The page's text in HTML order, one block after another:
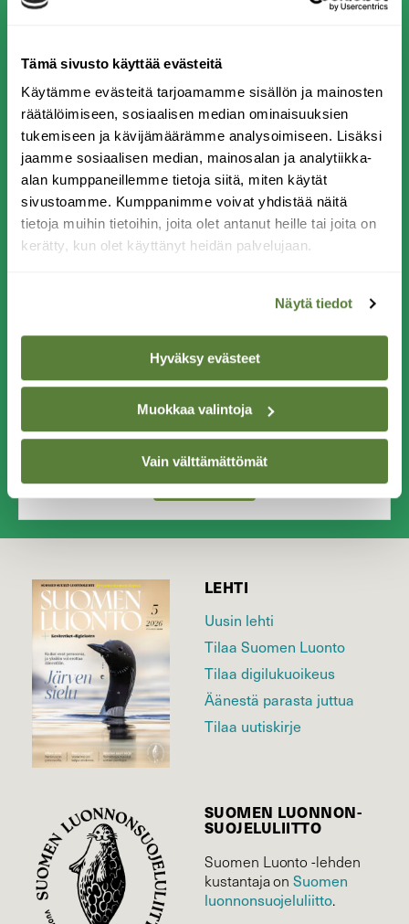
Tämä sivusto käyttää evästeitä
Käytämme evästeitä tarjoamamme sisällön ja mainosten
räätälöimiseen, sosiaalisen median ominaisuuksien
tukemiseen ja kävijämäärämme analysoimiseen. Lisäksi
jaamme sosiaalisen median, mainosalan ja analytiikka-
alan kumppaneillemme tietoja siitä, miten käytät
sivustoamme. Kumppanimme voivat yhdistää näitä
tietoja muihin tietoihin, joita olet antanut heille tai joita on
kerätty, kun olet käyttänyt heidän palvelujaan.
Näytä tiedot
Hyväksy evästeet
Muokkaa valintoja
Vain välttämättömät
3. Saksanpähkinä
Juglans regia
yhtenäiset pähkinämetsät löytyvät Kirgisian
vuoristoseuduilta. Läntiseen Eurooppaan
saksanpähkinä levisi jo ennen roomalaisten
saapumista. Saksanpähkinän jalostaminen on
alkanut Levantin alueella Välimeren itäosissa.
SULJE
LEHTI
Uusin lehti
Tilaa Suomen Luonto
Tilaa digilukuoikeus
Äänestä parasta juttua
Tilaa uutiskirje
SUOMEN LUONNON­
SUOJELU­LIITTO
Suomen Luonto -lehden
kustantaja onSuomen
luonnonsuojelu­liitto.